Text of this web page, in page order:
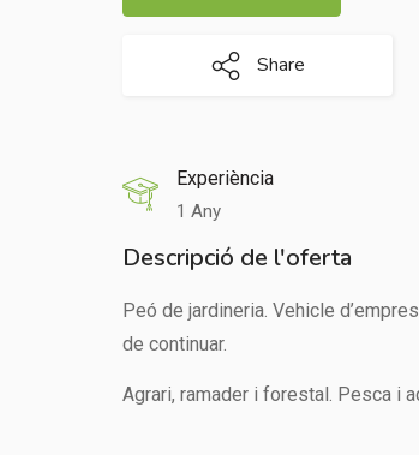
Share
Experiència
1 Any
Descripció de l'oferta
Peó de jardineria. Vehicle
de continuar.
Agrari, ramader i forestal. Pesca i